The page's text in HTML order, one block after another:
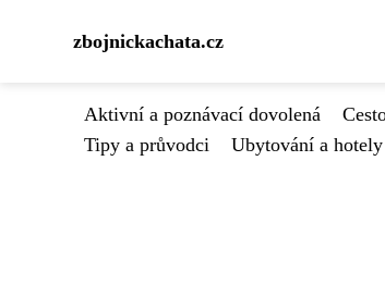
zbojnickachata.cz
Aktivní a poznávací dovolená
Tipy a průvodci
Ubytování a hotely